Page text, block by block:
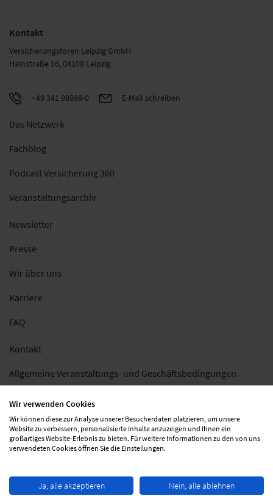
Kontakt
Versicherungsforen Leipzig GmbH
Hainstraße 16, 04109 Leipzig
+49 341 98988-0 E-Mail schreiben
Das Netzwerk
Fachblog
Podcast Versicherung 360
Veranstaltungsarchiv
Newsletter
Presse
Wir über uns
Karriere
FAQ
Kontakt
Allgemeine Veranstaltungs- und Geschäftsbedingungen
Impressum
Datenschutz
Folgen Sie uns
Wir verwenden Cookies
Wir können diese zur Analyse unserer Besucherdaten platzieren, um unsere
Website zu verbessern, personalisierte Inhalte anzuzeigen und Ihnen ein
großartiges Website-Erlebnis zu bieten. Für weitere Informationen zu den von uns
verwendeten Cookies öffnen Sie die Einstellungen.
Ja, alle akzeptieren Nein, alle ablehnen